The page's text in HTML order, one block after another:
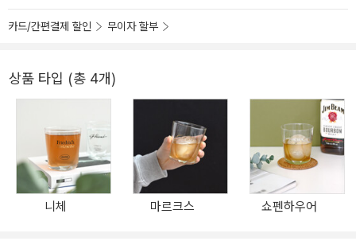
카드/간편결제 할인 무이자 할부
상품 타입 (총 4개)
니체 마르크스 쇼펜하우어